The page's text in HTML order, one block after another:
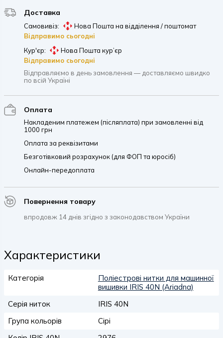
Доставка
Самовивіз:
Нова Пошта на відділення / поштомат
Відправимо сьогодні
Кур'єр:
Нова Пошта кур’єр
Відправимо сьогодні
Відправляємо в день замовлення — доставляємо швидко
по всій Україні
Оплата
Накладеним платежем (післяплата) при замовленні від
1000 грн
Оплата за реквізитами
Безготівковий розрахунок (для ФОП та юросіб)
Онлайн-передоплата
Повернення товару
впродовж 14 днів згідно з законодавством України
Характеристики
Категорія
Поліестрові нитки для машинної
вишивки IRIS 40N (Ariadna)
Серія ниток
IRIS 40N
Група кольорів
Сірі